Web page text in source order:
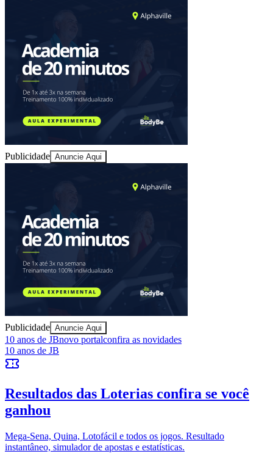
Ceará
Publicidade Anuncie Aqui
Publicidade Anuncie Aqui
10 anos de JBnovo portalconfira as novidades
10 anos de JB
Resultados das Loterias confira se você
ganhou
Mega-Sena, Quina, Lotofácil e todos os jogos. Resultado
instantâneo, simulador de apostas e estatísticas.